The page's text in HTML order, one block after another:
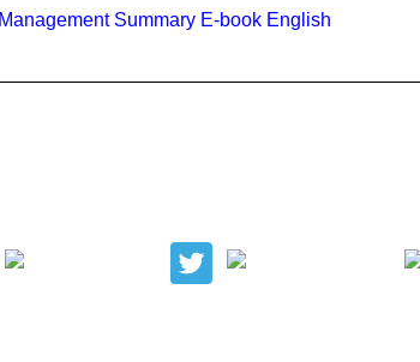
Management Summary E-book English